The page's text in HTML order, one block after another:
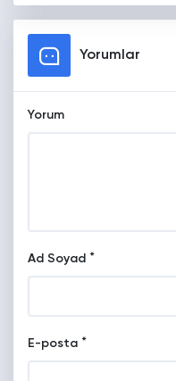
Yorumlar
Yorum
Ad Soyad *
E-posta *